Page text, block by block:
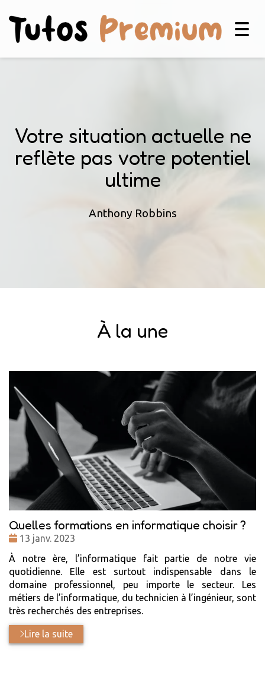
Votre situation actuelle ne
reflète pas votre potentiel
ultime
Anthony Robbins
À la une
Quelles formations en informatique choisir ?
Date
13 janv. 2023
À notre ère, l’informatique fait partie de notre vie
quotidienne. Elle est surtout indispensable dans le
domaine professionnel, peu importe le secteur. Les
métiers de l’informatique, du technicien à l’ingénieur, sont
très recherchés des entreprises.
Lire la suite